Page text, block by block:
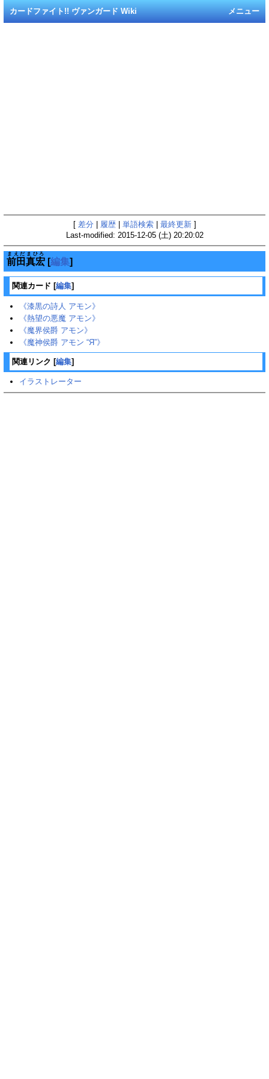
メニュー
カードファイト!! ヴァンガード Wiki
[ 差分 履歴| 単語検索| 最終更新]
Last-modified: 2015-12-05 (土) 20:20:02
前田真宏
まえだまひろ
[編集]
関連カード [編集]
《漆黒の詩人 アモン》
《熱望の悪魔 アモン》
《魔界侯爵 アモン》
《魔神侯爵 アモン “Я”》
関連リンク [編集]
イラストレーター